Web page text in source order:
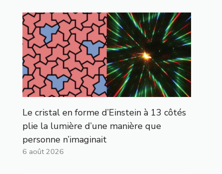
Le cristal en forme d’Einstein à 13 côtés
plie la lumière d’une manière que
personne n’imaginait
6 août 2026